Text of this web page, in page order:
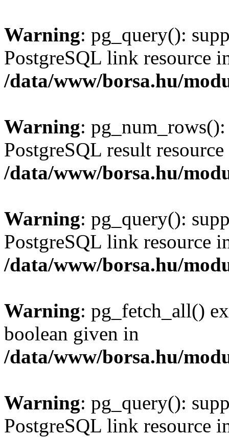
Warning: pg_query():
PostgreSQL link resource
/data/www/borsa.hu/
Warning:
PostgreSQL result
/data/www/borsa.hu/
Warning: pg_query():
PostgreSQL link resource
/data/www/borsa.hu/
Warning: pg_fetch_all()
boolean given in
/data/www/borsa.hu/
Warning: pg_query():
PostgreSQL link resource